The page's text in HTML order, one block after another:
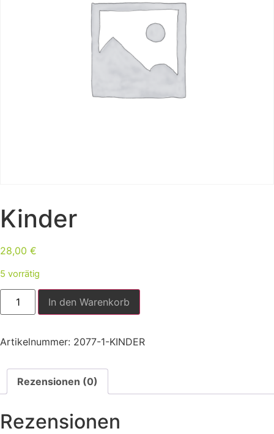
Kinder
28,00 €
5 vorrätig
In den Warenkorb
Artikelnummer: 2077-1-KINDER
Rezensionen (0)
Rezensionen